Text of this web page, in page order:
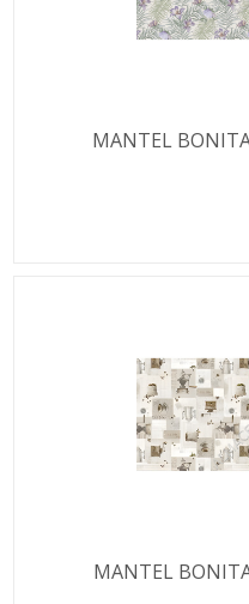
MANTEL
MANTEL